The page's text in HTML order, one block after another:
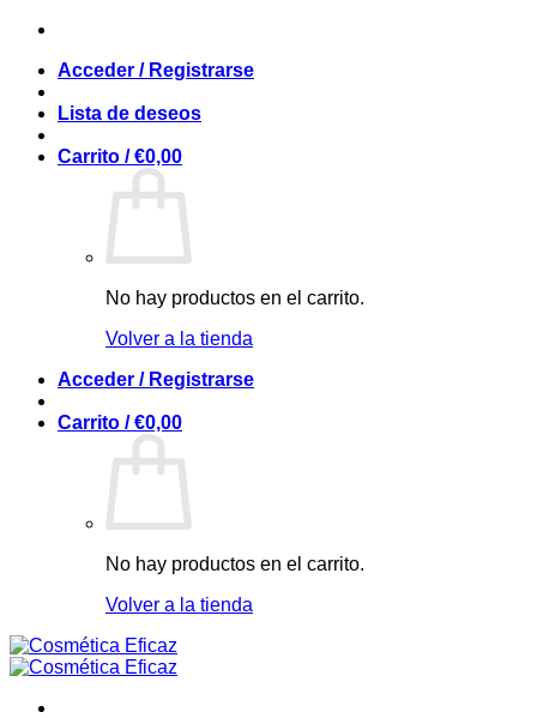
Saltar
contenidoAcceder / Registrarse
Lista de deseos
Carrito /€0,00
No hay productos en el carrito.
Volver a la tienda
Acceder / Registrarse
Carrito /€0,00
No hay productos en el carrito.
Volver a la tienda